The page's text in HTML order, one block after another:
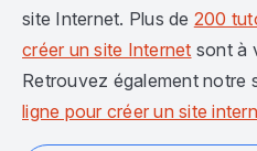
site Internet. Plus de 200
créer un site Internet sont à
Retrouvez également notre
ligne pour créer un site